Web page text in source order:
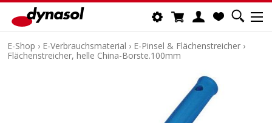
E-Shop › E-Verbrauchsmaterial › E-Pinsel & Flächenstreicher ›
Flächenstreicher, helle China-Borste.100mm